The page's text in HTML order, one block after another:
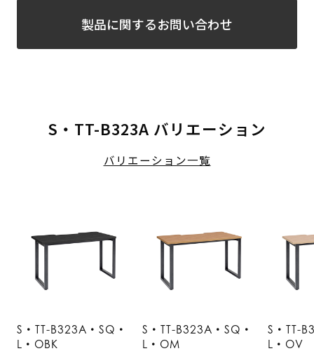
製品に関するお問い合わせ
S・TT-B323A バリエーション
バリエーション一覧
S・TT-B323A・SQ・
L・OBK
S・TT-B323A・SQ・
L・OM
S・TT-
L・OV